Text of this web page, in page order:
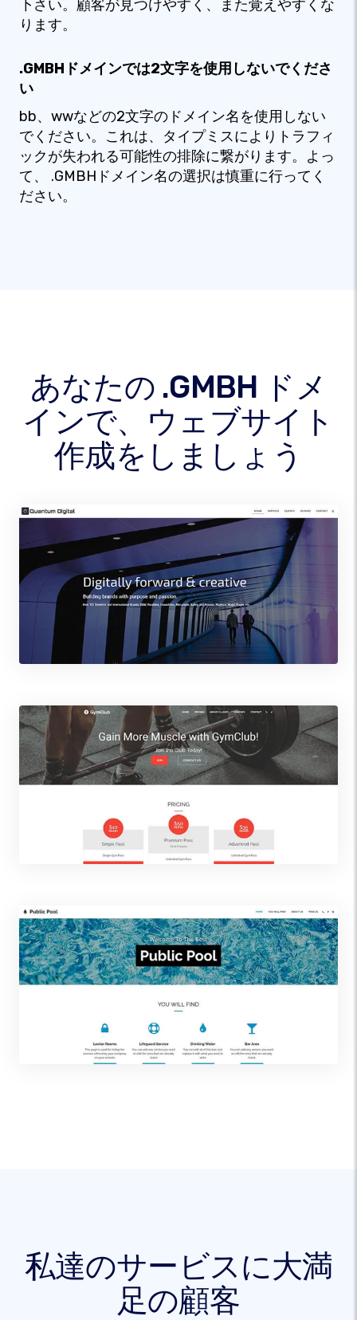
下さい。顧客が見つけやすく、また覚えやすくな
ります。
.GMBHドメインでは2文字を使用しないでくださ
い
bb、wwなどの2文字のドメイン名を使用しない
でください。これは、タイプミスによりトラフィ
ックが失われる可能性の排除に繋がります。よっ
て、 .GMBHドメイン名の選択は慎重に行ってく
ださい。
あなたの .GMBH ドメ
インで、ウェブサイト
作成をしましょう
私達のサービスに大満
足の顧客